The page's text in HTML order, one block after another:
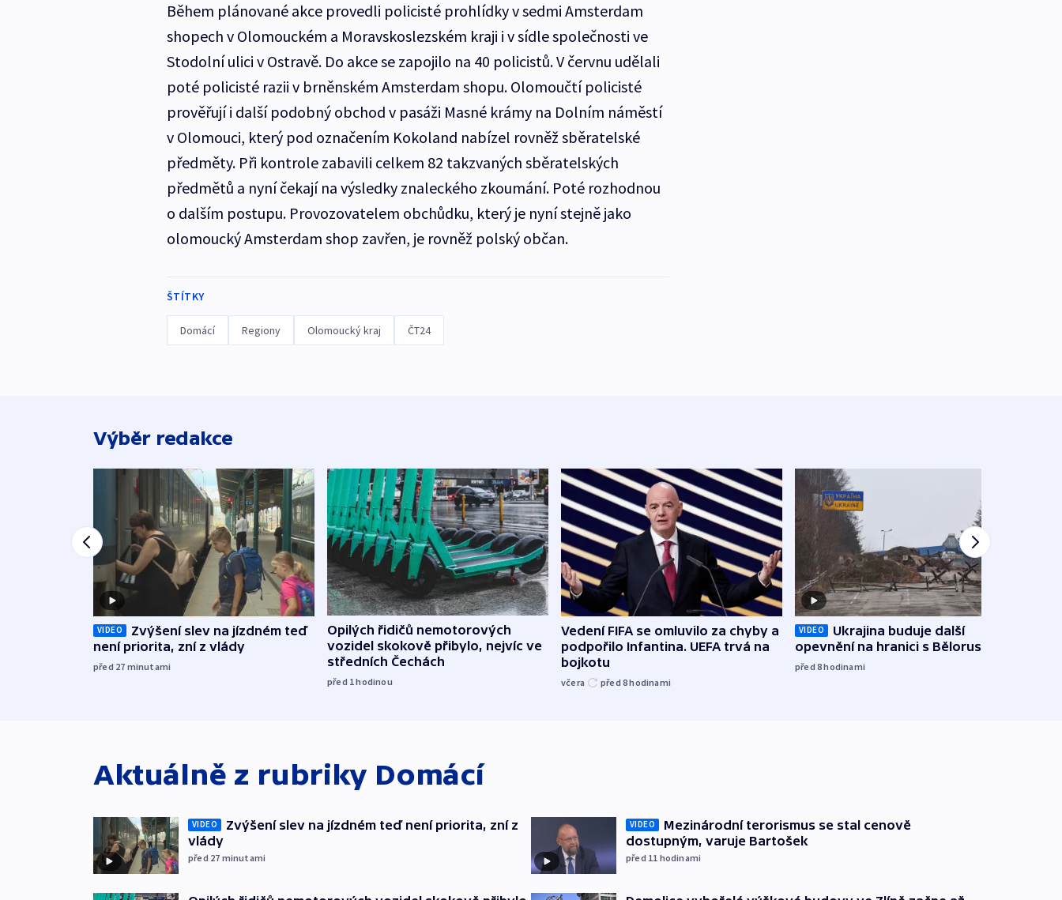
Během plánované akce provedli policisté prohlídky v sedmi Amsterdam
shopech v Olomouckém a Moravskoslezském kraji i v sídle společnosti ve
Stodolní ulici v Ostravě. Do akce se zapojilo na 40 policistů. V červnu udělali
poté policisté razii v brněnském Amsterdam shopu. Olomoučtí policisté
prověřují i další podobný obchod v pasáži Masné krámy na Dolním náměstí
v Olomouci, který pod označením Kokoland nabízel rovněž sběratelské
předměty. Při kontrole zabavili celkem 82 takzvaných sběratelských
předmětů a nyní čekají na výsledky znaleckého zkoumání. Poté rozhodnou
o dalším postupu. Provozovatelem obchůdku, který je nyní stejně jako
olomoucký Amsterdam shop zavřen, je rovněž polský občan.
ŠTÍTKY
Domácí Regiony Olomoucký kraj ČT24
Výběr redakce
VIDEO
Zvýšení slev na jízdném teď
není priorita, zní z vlády
před 27 minutami
Opilých řidičů nemotorových
vozidel skokově přibylo, nejvíc ve
středních Čechách
před 1hodinou
Vedení FIFA se omluvilo za chyby a
podpořilo Infantina. UEFA trvá na
bojkotu
včera před 8hodinami
VIDEO
Ukrajina buduje další
opevnění na hranici s Běloruskem
před 8hodinami
Aktuálně z rubriky Domácí
VIDEO
Zvýšení slev na jízdném teď není priorita, zní z
vlády
před 27 minutami
VIDEO
Mezinárodní terorismus se stal cenově
dostupným, varuje Bartošek
před 11 hodinami